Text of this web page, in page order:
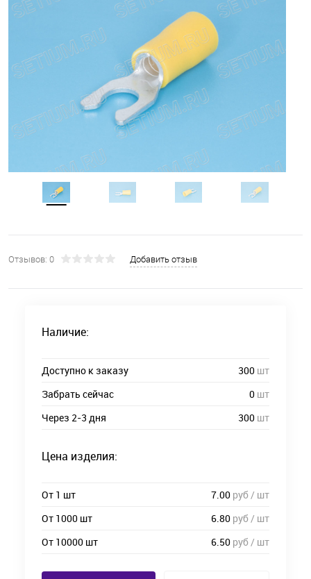
Отзывов: 0 Добавить отзыв
Наличие:
Доступно к заказу 300 шт
Забрать сейчас
0 шт
Через 2-3 дня
300 шт
Цена изделия:
От 1 шт 7.00 руб / шт
От 1000 шт
6.80 руб / шт
От 10000 шт
6.50 руб / шт